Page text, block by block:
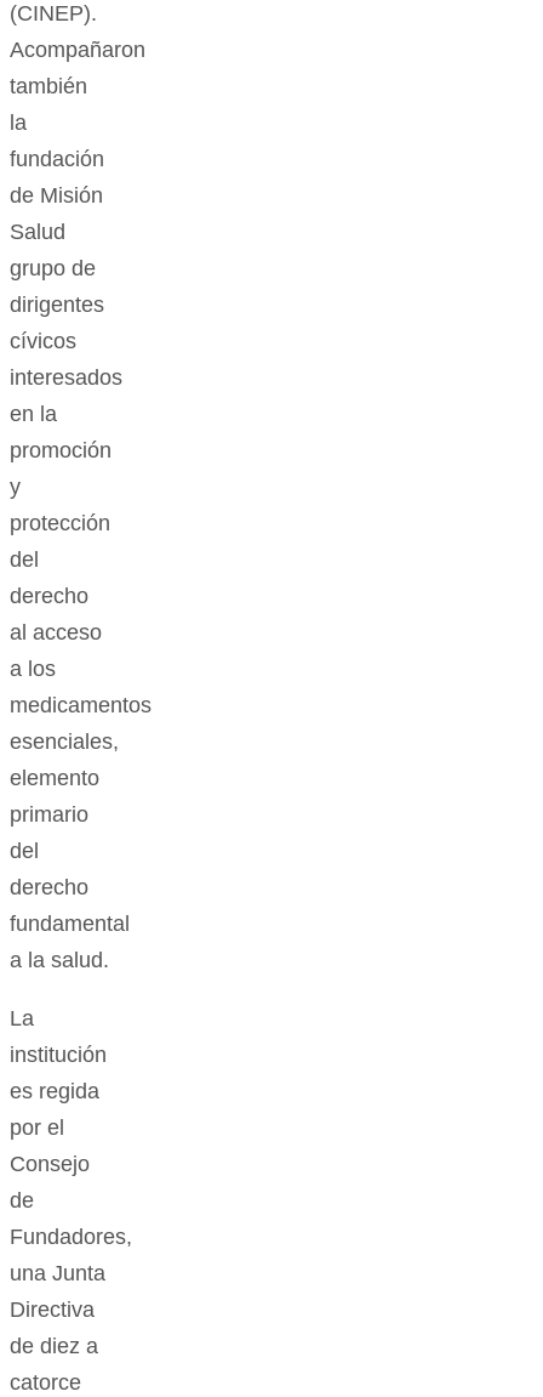
(CINEP).
Acompañaron
también
la
fundación
de Misión
Salud
grupo de
dirigentes
cívicos
interesados
en la
promoción
y
protección
del
derecho
al acceso
a los
medicamentos
esenciales,
elemento
primario
del
derecho
fundamental
a la salud.
La
institución
es regida
por el
Consejo
de
Fundadores,
una Junta
Directiva
de diez a
catorce